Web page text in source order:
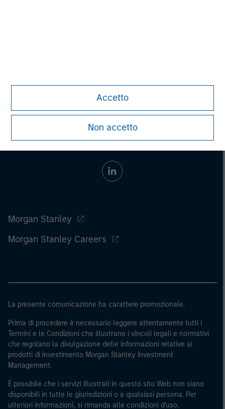
Accetto
Non accetto
Morgan Stanley
Morgan Stanley Careers
La presente comunicazione ha carattere promozionale.
Prima di procedere è necessario leggere attentamente tutti i
Termini e le Condizioni che illustrano i vincoli legali e normativi
che regolano la divulgazione delle informazioni relative ai
prodotti di investimento Morgan Stanley Investment
Management.
È possibile che i servizi illustrati in questo sito Web non siano
disponibili in tutte le giurisdizioni o a qualsiasi persona. Per
ulteriori informazioni, si rimanda alle condizioni d'uso.